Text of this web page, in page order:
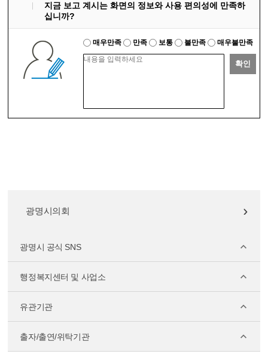
지금 보고 계시는 화면의 정보와 사용 편의성에 만족하
십니까?
매우만족 만족 보통 불만족 매우불만족
확인
광명시의회
광명시 공식 SNS
행정복지센터 및 사업소
유관기관
출자/출연/위탁기관